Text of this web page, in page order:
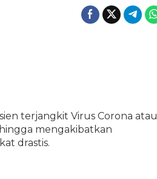
terjangkit Virus Corona atau
mengakibatkan
drastis.